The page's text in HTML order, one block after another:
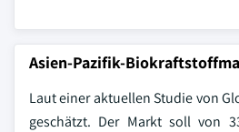
Asien-Pazifik-
Laut einer aktuellen Studie von
geschätzt. Der Markt soll von